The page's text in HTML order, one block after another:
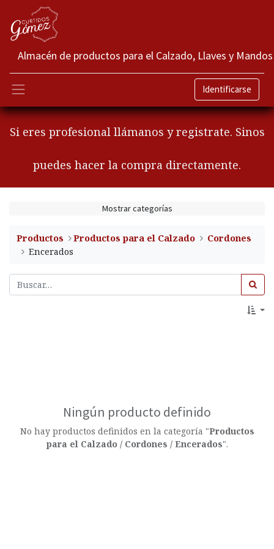
Almacén de productos para el Calzado, Llaves y Mandos
Identificarse
Si eres profesional llámanos y registrate. Sinos
puedes hacer la compra directamente.
Mostrar categorías
Productos ​Productos para el Calzado
Cordones
Encerados
Ningún producto definido
No hay productos definidos en la categoría "​Productos
para el Calzado / Cordones / Encerados".